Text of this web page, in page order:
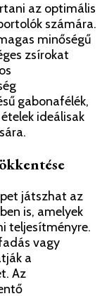
az optimális
számára.
minőségű
zsírokat
gabonafélék,
ideálisak
játszhat az
is, amelyek
teljesítményre.
vagy
a
Az